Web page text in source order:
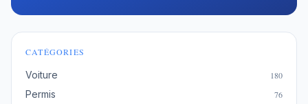
CATÉGORIES
Voiture 180
Permis 76